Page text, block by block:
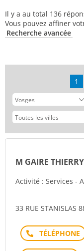
Il y a au total 136
Vous pouvez affiner
Recherche avancée
1
M GAIRE THIERRY
Activité : Services -
33 RUE STANISLAS
Téléphone